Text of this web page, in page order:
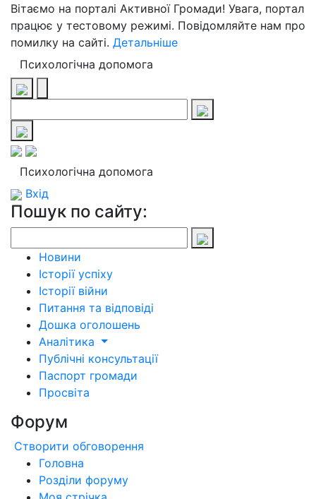
Вітаємо на порталі Активної Громади! Увага, портал
працює у тестовому режимі. Повідомляйте нам про
помилку на сайті. Детальніше
Психологічна допомога
Психологічна допомога
Вхід
Пошук по сайту:
Новини
Історії успіху
Історії війни
Питання та відповіді
Дошка оголошень
Аналітика
Публічні консультації
Паспорт громади
Просвіта
Форум
Створити обговорення
Головна
Розділи форуму